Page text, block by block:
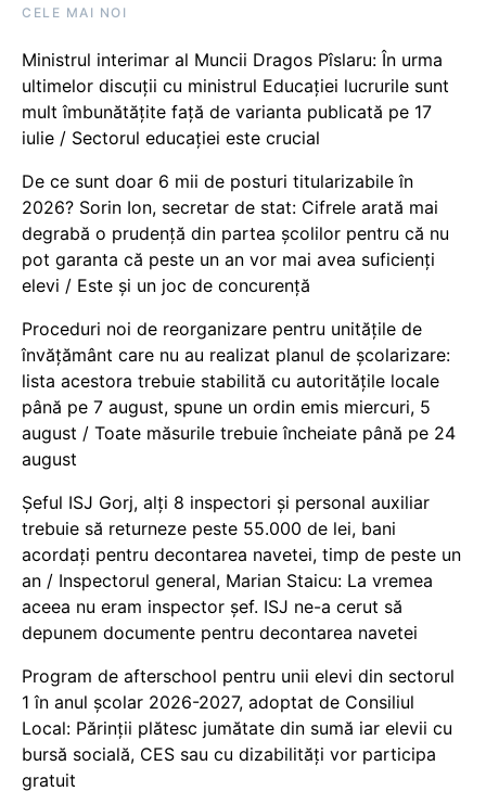
CELE MAI NOI
Ministrul interimar al Muncii Dragos Pîslaru: În urma
ultimelor discuții cu ministrul Educației lucrurile sunt
mult îmbunătățite față de varianta publicată pe 17
iulie / Sectorul educației este crucial
De ce sunt doar 6 mii de posturi titularizabile în
2026? Sorin Ion, secretar de stat: Cifrele arată mai
degrabă o prudență din partea școlilor pentru că nu
pot garanta că peste un an vor mai avea suficienți
elevi / Este și un joc de concurență
Proceduri noi de reorganizare pentru unitățile de
învățământ care nu au realizat planul de școlarizare:
lista acestora trebuie stabilită cu autoritățile locale
până pe 7 august, spune un ordin emis miercuri, 5
august / Toate măsurile trebuie încheiate până pe 24
august
Șeful ISJ Gorj, alți 8 inspectori și personal auxiliar
trebuie să returneze peste 55.000 de lei, bani
acordați pentru decontarea navetei, timp de peste un
an / Inspectorul general, Marian Staicu: La vremea
aceea nu eram inspector șef. ISJ ne-a cerut să
depunem documente pentru decontarea navetei
Program de afterschool pentru unii elevi din sectorul
1 în anul școlar 2026-2027, adoptat de Consiliul
Local: Părinții plătesc jumătate din sumă iar elevii cu
bursă socială, CES sau cu dizabilităţi vor participa
gratuit